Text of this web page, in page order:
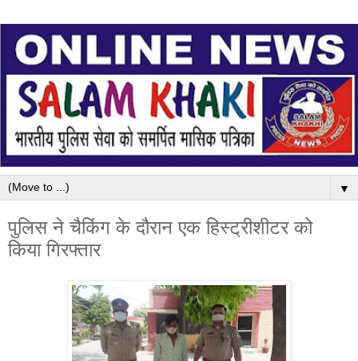
▼
पुलिस ने चैकिंग के दौरान एक हिस्ट्रीशीटर को
किया गिरफ्तार